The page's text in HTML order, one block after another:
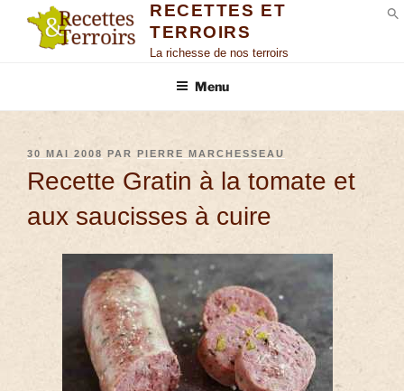
RECETTES ET
TERROIRS
La richesse de nos terroirs
Menu
30 MAI 2008 PAR PIERRE MARCHESSEAU
Recette Gratin à la tomate et
aux saucisses à cuire